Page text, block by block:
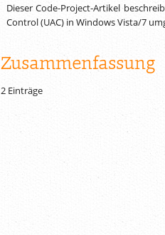
Dieser Code-Project-Artikel
Control (UAC) in Windows Vista/7
Zusammenfassung
2 Einträge